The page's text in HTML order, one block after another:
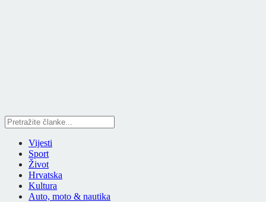
Vijesti
Sport
Život
Hrvatska
Kultura
Auto, moto & nautika